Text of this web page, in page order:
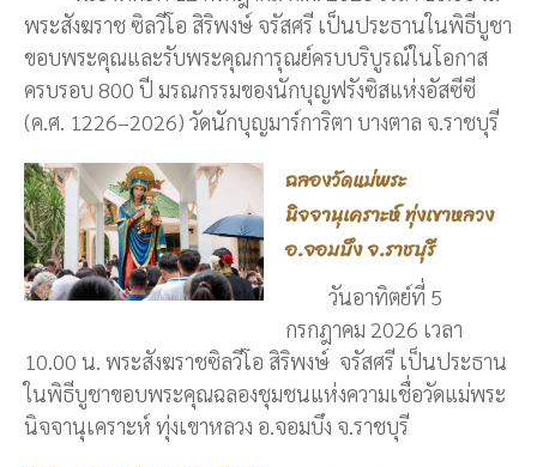
พระสังฆราช ซิลวีโอ สิริพงษ์ จรัสศรี เป็นประธานในพิธีบูชา
ขอบพระคุณและรับพระคุณการุณย์ครบบริบูรณ์ในโอกาส
ครบรอบ 800 ปี มรณกรรมของนักบุญฟรังซิสแห่งอัสซีซี
(ค.ศ. 1226–2026) วัดนักบุญมาร์การิตา บางตาล จ.ราชบุรี
ฉลองวัดแม่พระ
นิจจานุเคราะห์ ทุ่งเขาหลวง
อ.จอมบึง จ.ราชบุรี
วันอาทิตย์ที่ 5
กรกฎาคม 2026 เวลา
10.00 น. พระสังฆราชซิลวีโอ สิริพงษ์ จรัสศรี เป็นประธาน
ในพิธีบูชาขอบพระคุณฉลองชุมชนแห่งความเชื่อวัดแม่พระ
นิจจานุเคราะห์ ทุ่งเขาหลวง อ.จอมบึง จ.ราชบุรี